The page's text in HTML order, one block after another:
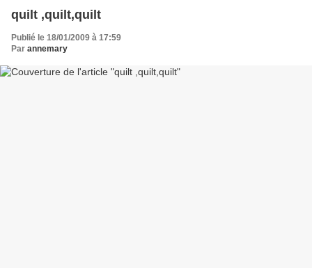
quilt ,quilt,quilt
Publié le 18/01/2009 à 17:59
Par annemary